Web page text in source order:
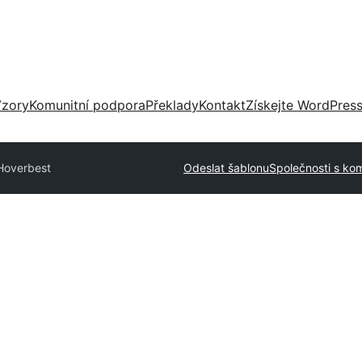
Komunitní podporaPřekladyKontaktZískejte WordPress
Odeslat šablonuSpolečnosti s